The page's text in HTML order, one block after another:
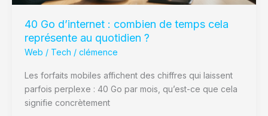
40 Go d’internet : combien de temps cela
représente au quotidien ?
Web / Tech / clémence
Les forfaits mobiles affichent des chiffres qui laissent
parfois perplexe : 40 Go par mois, qu’est-ce que cela
signifie concrètement
?